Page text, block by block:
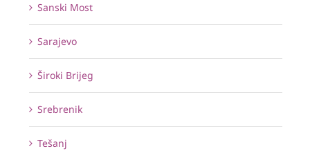
Sanski Most
Sarajevo
Široki Brijeg
Srebrenik
Tešanj